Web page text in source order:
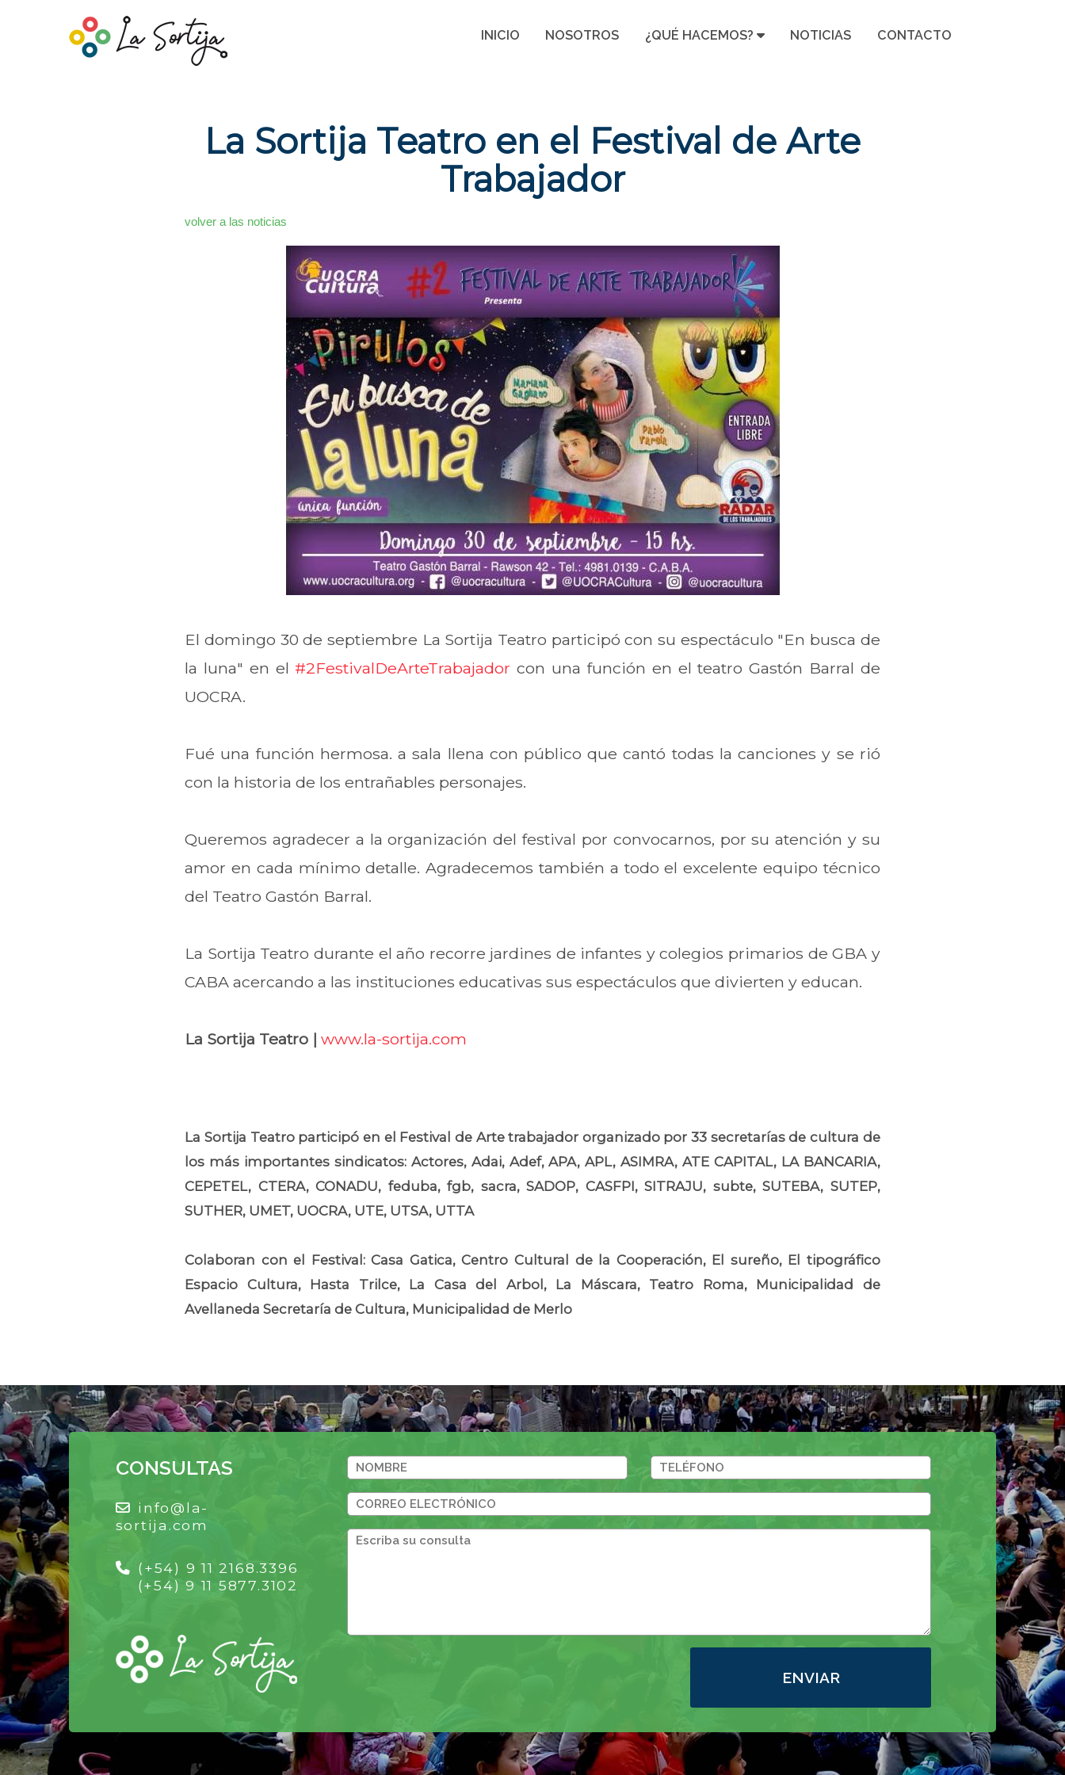
INICIO NOSOTROS ¿QUÉ HACEMOS? NOTICIAS CONTACTO
La Sortija Teatro en el Festival de Arte
Trabajador
volver a las noticias
El domingo 30 de septiembre La Sortija Teatro participó con su espectáculo "En busca de
la luna" en el #2FestivalDeArteTrabajador con una función en el teatro Gastón Barral de
UOCRA.
Fué una función hermosa. a sala llena con público que cantó todas la canciones y se rió
con la historia de los entrañables personajes.
Queremos agradecer a la organización del festival por convocarnos, por su atención y su
amor en cada mínimo detalle. Agradecemos también a todo el excelente equipo técnico
del Teatro Gastón Barral.
La Sortija Teatro durante el año recorre jardines de infantes y colegios primarios de GBA y
CABA acercando a las instituciones educativas sus espectáculos que divierten y educan.
La Sortija Teatro |www.la-sortija.com
La Sortija Teatro participó en el Festival de Arte trabajador organizado por 33 secretarías de cultura de
los más importantes sindicatos: Actores, Adai, Adef, APA, APL, ASIMRA, ATE CAPITAL, LA BANCARIA,
CEPETEL, CTERA, CONADU, feduba, fgb, sacra, SADOP, CASFPI, SITRAJU, subte, SUTEBA, SUTEP,
SUTHER, UMET, UOCRA, UTE, UTSA, UTTA
Colaboran con el Festival: Casa Gatica, Centro Cultural de la Cooperación, El sureño, El tipográfico
Espacio Cultura, Hasta Trilce, La Casa del Arbol, La Máscara, Teatro Roma, Municipalidad de
Avellaneda Secretaría de Cultura, Municipalidad de Merlo
CONSULTAS
info@la-
sortija.com
(+54) 9 11 2168.3396
(+54) 9 11 5877.3102
ENVIAR